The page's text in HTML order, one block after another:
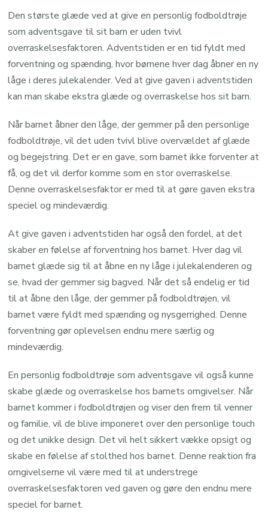
Den største glæde ved at give en personlig fodboldtrøje
som adventsgave til sit barn er uden tvivl
overraskelsesfaktoren. Adventstiden er en tid fyldt med
forventning og spænding, hvor børnene hver dag åbner en ny
låge i deres julekalender. Ved at give gaven i adventstiden
kan man skabe ekstra glæde og overraskelse hos sit barn.
Når barnet åbner den låge, der gemmer på den personlige
fodboldtrøje, vil det uden tvivl blive overvældet af glæde
og begejstring. Det er en gave, som barnet ikke forventer at
få, og det vil derfor komme som en stor overraskelse.
Denne overraskelsesfaktor er med til at gøre gaven ekstra
speciel og mindeværdig.
At give gaven i adventstiden har også den fordel, at det
skaber en følelse af forventning hos barnet. Hver dag vil
barnet glæde sig til at åbne en ny låge i julekalenderen og
se, hvad der gemmer sig bagved. Når det så endelig er tid
til at åbne den låge, der gemmer på fodboldtrøjen, vil
barnet være fyldt med spænding og nysgerrighed. Denne
forventning gør oplevelsen endnu mere særlig og
mindeværdig.
En personlig fodboldtrøje som adventsgave vil også kunne
skabe glæde og overraskelse hos barnets omgivelser. Når
barnet kommer i fodboldtrøjen og viser den frem til venner
og familie, vil de blive imponeret over den personlige touch
og det unikke design. Det vil helt sikkert vække opsigt og
skabe en følelse af stolthed hos barnet. Denne reaktion fra
omgivelserne vil være med til at understrege
overraskelsesfaktoren ved gaven og gøre den endnu mere
speciel for barnet.